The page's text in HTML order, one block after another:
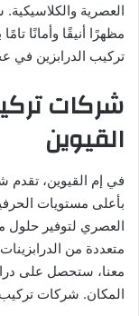
العصرية
مظهرًا أنيقًا وأمانًا
تركيب الدرابزين في
شركات
القيوين
في إم القيوين، تقدم
بأعلى مستويات
العصري لتوفير حلول
متعددة من
معنا، ستحصل على
المكان. شركات تركيب